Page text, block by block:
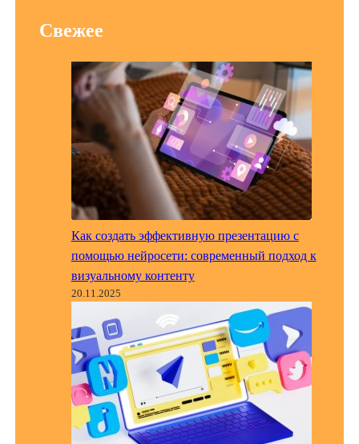
Свежее
Как создать эффективную презентацию с
помощью нейросети: современный подход к
визуальному контенту
20.11.2025